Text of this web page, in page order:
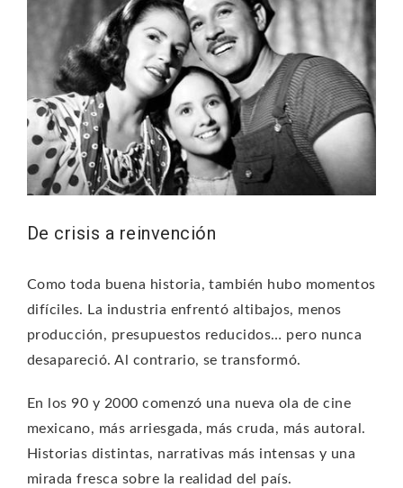
De crisis a reinvención
Como toda buena historia, también hubo momentos
difíciles. La industria enfrentó altibajos, menos
producción, presupuestos reducidos… pero nunca
desapareció. Al contrario, se transformó.
En los 90 y 2000 comenzó una nueva ola de cine
mexicano, más arriesgada, más cruda, más autoral.
Historias distintas, narrativas más intensas y una
mirada fresca sobre la realidad del país.